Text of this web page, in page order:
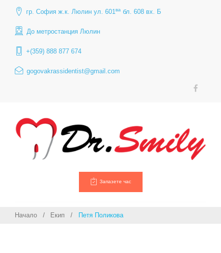
гр. София ж.к. Люлин ул. 601ва бл. 608 вх. Б
До метростанция Люлин
+(359) 888 877 674
gogovakrassidentist@gmail.com
Запазете час
Начало / Екип / Петя Поликова